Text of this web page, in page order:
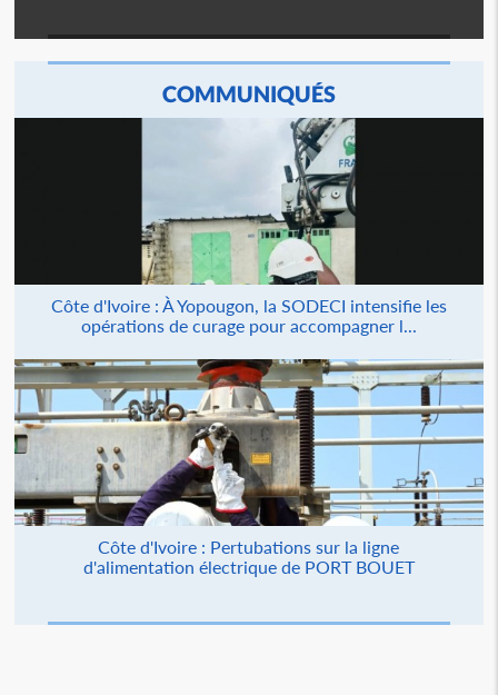
COMMUNIQUÉS
Côte d'Ivoire : À Yopougon, la SODECI intensifie les
opérations de curage pour accompagner l...
Côte d'Ivoire : Pertubations sur la ligne
d'alimentation électrique de PORT BOUET